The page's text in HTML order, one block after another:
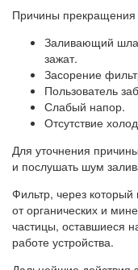
Причины
Заливающий
зажат.
Засорение
Пользователь
Слабый напор.
Отсутствие
Для уточнения
и послушать шум
Фильтр, через
от органических и
частицы, оставшиеся
работе устройства.